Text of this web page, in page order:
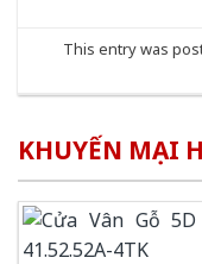
This entry was
KHUYẾN MẠI